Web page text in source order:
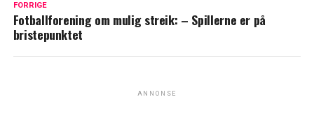
FORRIGE
Fotballforening om mulig streik: – Spillerne er på
bristepunktet
ANNONSE